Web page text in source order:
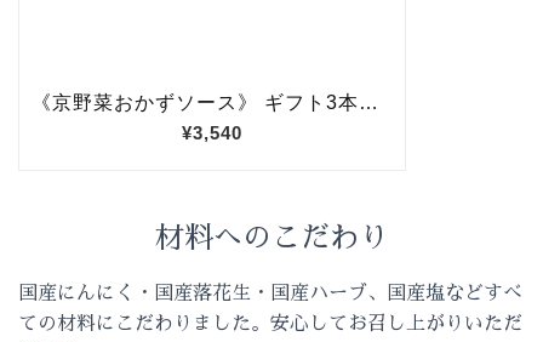
材料へのこだわり
国産にんにく・国産落花生・国産ハーブ、国産塩などすべ
ての材料にこだわりました。安心してお召し上がりいただ